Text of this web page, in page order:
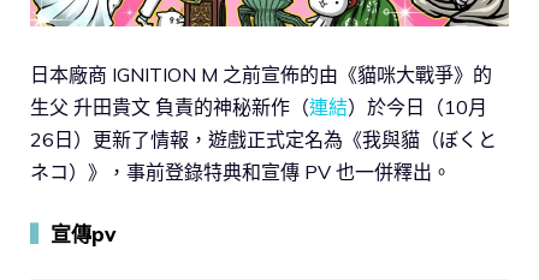
日本廠商 ​IGNITION M 之前宣佈的由《貓咪大戰爭》的
生父 升田貴文 負責的神秘新作（連結）於今日（10月
26日）更新了情報，遊戲正式定名為《我與貓（ぼくと
ネコ）》，事前登錄特典和宣傳 PV 也一併釋出。
宣傳pv